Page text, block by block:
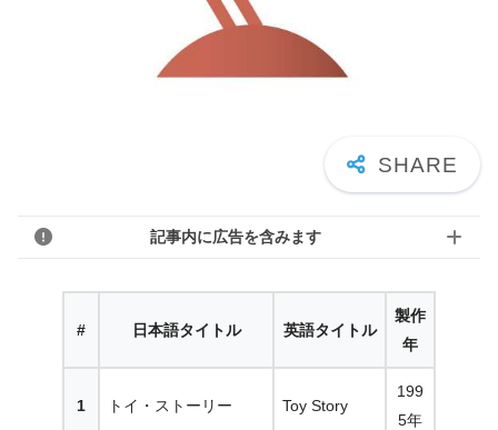
記事内に広告を含みます
# 日本語タイトル 英語タイトル
製作
年
1 トイ・ストーリー Toy Story
199
5年